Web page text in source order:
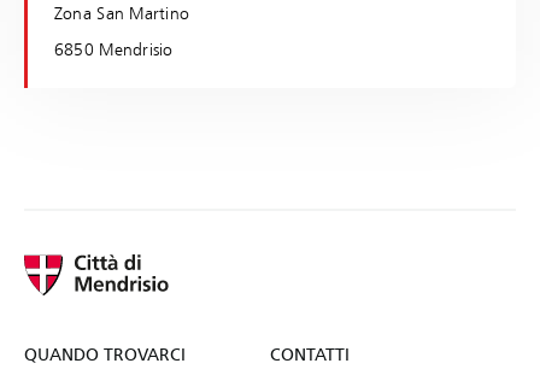
Zona San Martino
6850 Mendrisio
QUANDO TROVARCI CONTATTI